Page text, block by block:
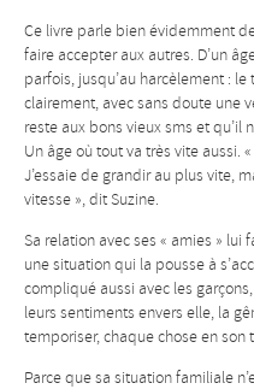
Ce livre parle bien évidemment
faire accepter aux autres. D’un
parfois, jusqu’au harcèlement :
clairement, avec sans doute une
reste aux bons vieux sms et qu’il
Un âge où tout va très vite aussi.
J’essaie de grandir au plus vite,
vitesse », dit Suzine.
Sa relation avec ses « amies » lui
une situation qui la pousse à
compliqué aussi avec les
leurs sentiments envers elle, la
temporiser, chaque chose en son
Parce que sa situation familiale